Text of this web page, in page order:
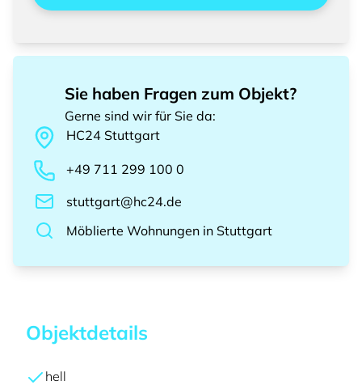
Sie haben Fragen zum Objekt?
Gerne sind wir für Sie da:
HC24 Stuttgart
+49 711 299 100 0
stuttgart@hc24.de
Möblierte Wohnungen in Stuttgart
Objektdetails
hell